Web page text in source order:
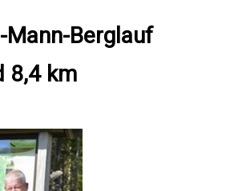
Mann-Berglauf
8,4 km